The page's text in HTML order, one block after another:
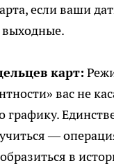
если ваши
выходные.
карт:
вас не
графику.
—
в